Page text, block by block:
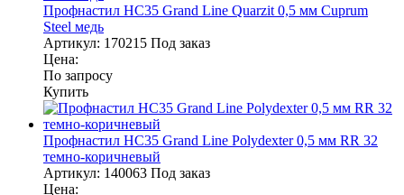
Профнастил НС35 Grand Line Quarzit 0,5 мм Cuprum
Steel медь
Артикул: 170215 Под заказ
Цена:
По запросу
Купить
Профнастил НС35 Grand Line Polydexter 0,5 мм RR 32
темно-коричневый
Артикул: 140063 Под заказ
Цена: